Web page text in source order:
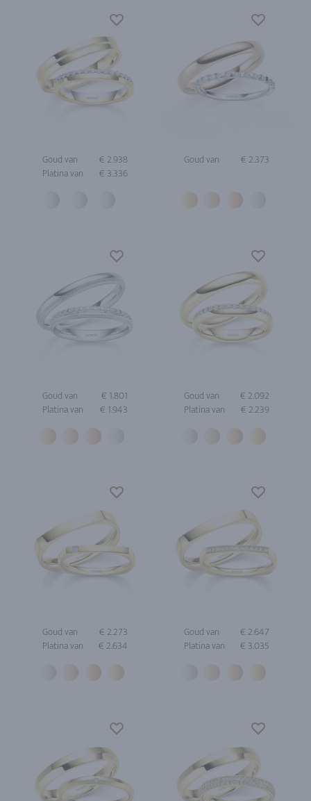
Goud van
€ 2.938
Platina van
€ 3.336
Goud van € 2.373
Goud van
€ 1.801
Platina van
€ 1.943
Goud van
€ 2.092
Platina van
€ 2.239
Goud van
€ 2.273
Platina van
€ 2.634
Goud van
€ 2.647
Platina van
€ 3.035